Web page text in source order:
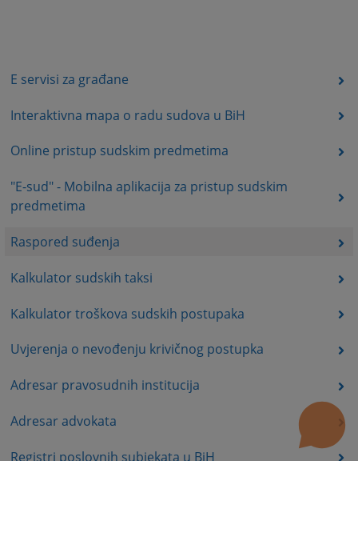
E servisi za građane
Interaktivna mapa o radu sudova u BiH
Online pristup sudskim predmetima
"E-sud" - Mobilna aplikacija za pristup sudskim
predmetima
Raspored suđenja
Kalkulator sudskih taksi
Kalkulator troškova sudskih postupaka
Uvjerenja o nevođenju krivičnog postupka
Adresar pravosudnih institucija
Adresar advokata
Registri poslovnih subjekata u BiH